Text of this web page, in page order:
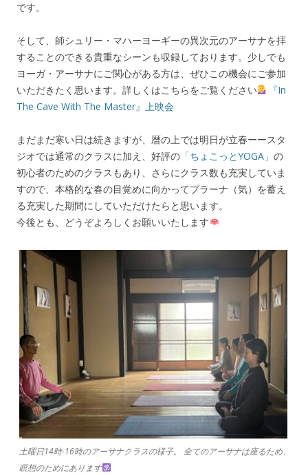
です。
そして、師シュリー・マハーヨーギーの異次元のアーサナを拝
することのできる貴重なシーンも収録しております。少しでも
ヨーガ・アーサナにご関心がある方は、ぜひこの機会にご参加
いただきたく思います。詳しくはこちらをご覧ください
『In
The Cave With The Master』上映会
まだまだ寒い日は続きますが、暦の上では明日が立春ーースタ
ジオでは通常のクラスに加え、好評の 「ちょこっとYOGA」 の
初心者のためのクラスもあり、さらにクラス数も充実していま
すので、本格的な春の目覚めに向かってプラーナ（気）を蓄え
る充実した期間にしていただけたらと思います。
今後とも、どうぞよろしくお願いいたします
土曜日14時-16時のアーサナクラスの様子。 全てのアーサナは座るため、
瞑想のためにあります